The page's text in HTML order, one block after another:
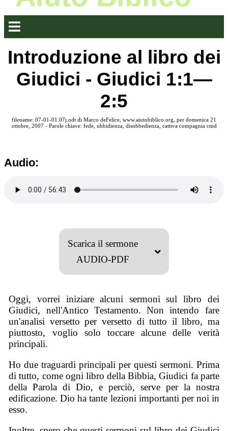
Introduzione al libro dei
Giudici - Giudici 1:1—
2:5
filename: 07-01-01.07j.odt di Marco deFelice, www.aiutobiblico.org, per domenica 21
ottobre, 2007 - Parole chiave: fede, ubbidienza, disobbedienza, cattiva compagnia cmd
Audio:
Scarica il sermone
AUDIO-PDF
Oggi, vorrei iniziare alcuni sermoni sul libro dei
Giudici, nell'Antico Testamento. Non intendo fare
un'analisi versetto per versetto di tutto il libro, ma
piuttosto, voglio solo toccare alcune delle verità
principali.
Ho due traguardi principali per questi sermoni. Prima
di tutto, come ogni libro della Bibbia, Giudici fa parte
della Parola di Dio, e perciò, serve per la nostra
edificazione. Dio ha tante lezioni importanti per noi in
esso.